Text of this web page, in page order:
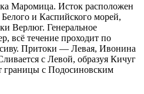
Маромица. Исток расположен
и Каспийского морей,
Верлюг. Генеральное
всё течение проходит по
Притоки — Левая, Ивонина
с Левой, образуя Кичуг
границы с Подосиновским